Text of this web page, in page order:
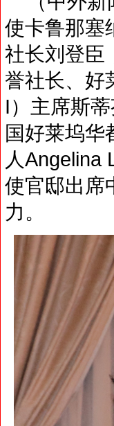
使卡鲁那塞
社长刘登臣
誉社长、好
I）主席斯
国好莱坞华
人Angelina
使官邸出席
力。